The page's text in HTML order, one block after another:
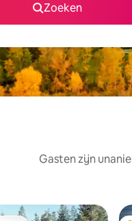
Zoeken
Gasten zijn